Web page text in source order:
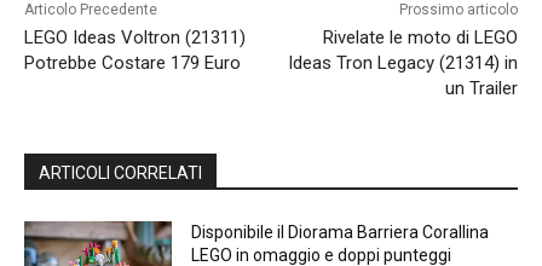
Articolo Precedente
LEGO Ideas Voltron (21311)
Potrebbe Costare 179 Euro
Prossimo articolo
Rivelate le moto di LEGO
Ideas Tron Legacy (21314) in
un Trailer
ARTICOLI CORRELATI
Disponibile il Diorama Barriera Corallina
LEGO in omaggio e doppi punteggi